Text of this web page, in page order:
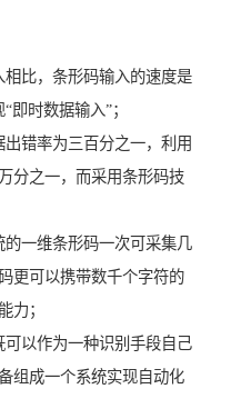
比，条形码输入的速度是
即时数据输入”；
错率为三百分之一，利用
分之一，而采用条形码技
一维条形码一次可采集几
更可以携带数千个字符的
力；
以作为一种识别手段自己
组成一个系统实现自动化